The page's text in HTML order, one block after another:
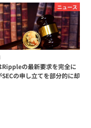
ニュース
Rippleの最新要求を完全に
の申し立てを部分的に却